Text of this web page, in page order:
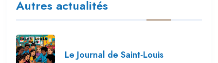
Autres actualités
Le Journal de Saint-Louis